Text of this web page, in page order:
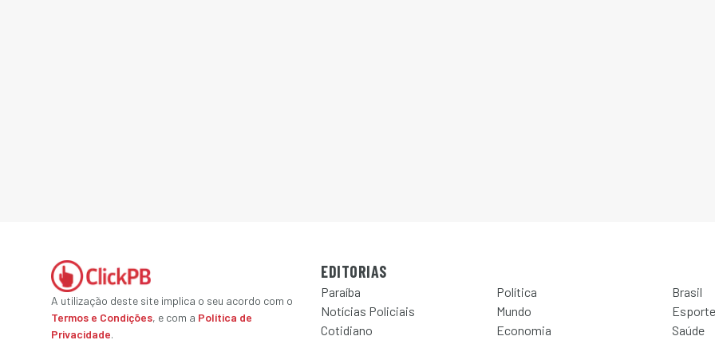
A utilização deste site implica o seu acordo com o
Termos e Condições, e com a Política de
Privacidade.
EDITORIAS
Paraíba Política
Brasil
Notícias Policiais
Mundo
Esporte
Cotidiano
Economia
Saúde